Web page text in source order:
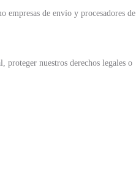
empresas de envío y procesadores de
proteger nuestros derechos legales o